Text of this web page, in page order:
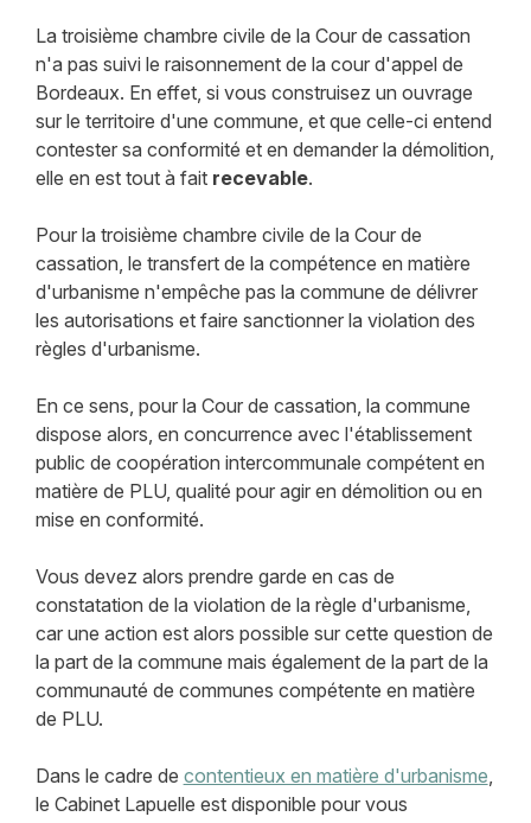
La troisième chambre civile de la Cour de cassation
n'a pas suivi le raisonnement de la cour d'appel de
Bordeaux. En effet, si vous construisez un ouvrage
sur le territoire d'une commune, et que celle-ci entend
contester sa conformité et en demander la démolition,
elle en est tout à faitrecevable.
Pour la troisième chambre civile de la Cour de
cassation, le transfert de la compétence en matière
d'urbanisme n'empêche pas la commune de délivrer
les autorisations et faire sanctionner la violation des
règles d'urbanisme.
En ce sens, pour la Cour de cassation, la commune
dispose alors, en concurrence avec l'établissement
public de coopération intercommunale compétent en
matière de PLU, qualité pour agir en démolition ou en
mise en conformité.
Vous devez alors prendre garde en cas de
constatation de la violation de la règle d'urbanisme,
car une action est alors possible sur cette question de
la part de la commune mais également de la part de la
communauté de communes compétente en matière
de PLU.
Dans le cadre de contentieux en matière d'urbanisme
le Cabinet Lapuelle est disponible pour vous